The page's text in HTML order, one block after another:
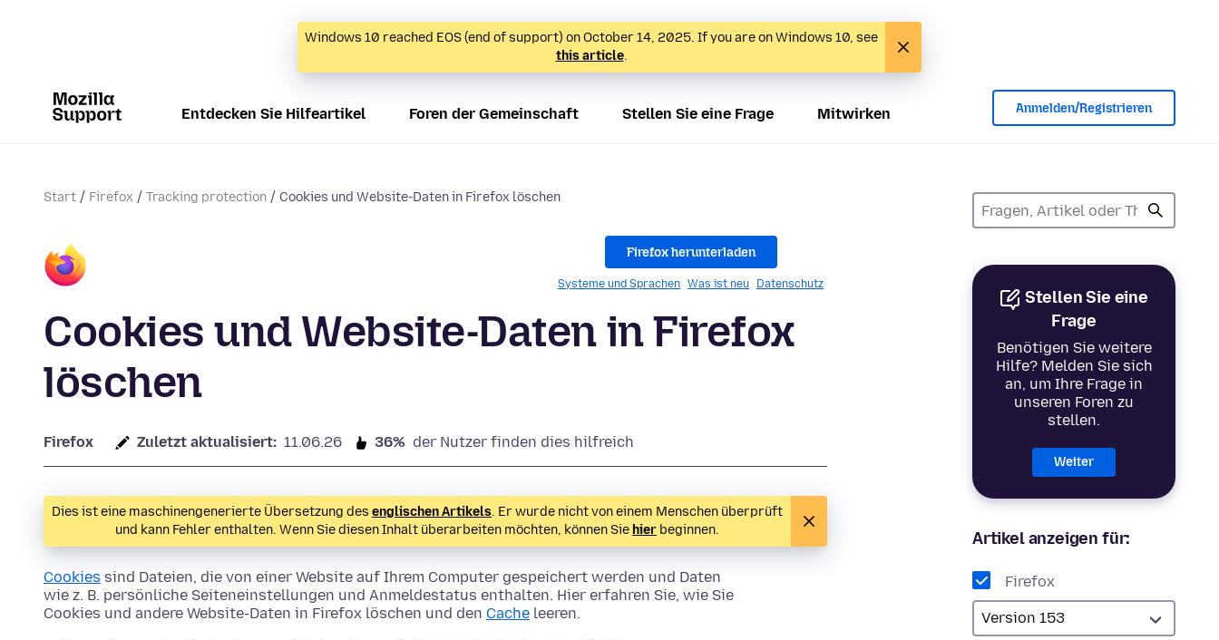
Windows 10 reached EOS (end of support) on October 14, 2025. If you are on Windows 10, see
this article.
Entdecken Sie Hilfeartikel Foren der Gemeinschaft Stellen Sie eine Frage Mitwirken Anmelden/Registrieren
Start Firefox Tracking protection Cookies und Website-Daten in Firefox löschen
Stellen Sie eine
Frage
Benötigen Sie weitere
Hilfe? Melden Sie sich
an, um Ihre Frage in
unseren Foren zu
stellen.
Weiter
Artikel anzeigen für:
Firefox
Firefox herunterladen
Systeme und Sprachen Was ist neu Datenschutz
Cookies und Website-Daten in Firefox
löschen
Firefox Zuletzt aktualisiert: 11.06.26 36% der Nutzer finden dies hilfreich
Dies ist eine maschinengenerierte Übersetzung des englischen Artikels. Er wurde nicht von einem Menschen überprüft
und kann Fehler enthalten. Wenn Sie diesen Inhalt überarbeiten möchten, können Sie hier beginnen.
Cookies sind Dateien, die von einer Website auf Ihrem Computer gespeichert werden und Daten
wie z. B. persönliche Seiteneinstellungen und Anmeldestatus enthalten. Hier erfahren Sie, wie Sie
Cookies und andere Website-Daten in Firefox löschen und den Cache leeren.